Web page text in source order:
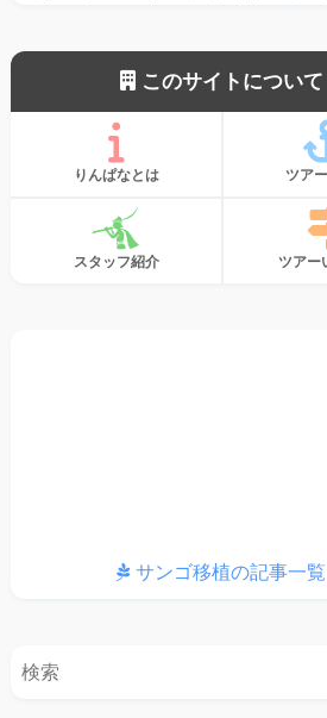
このサイトについて
りんぱなとは ツア
スタッフ紹介 ツアー
サンゴ移植の記事一覧